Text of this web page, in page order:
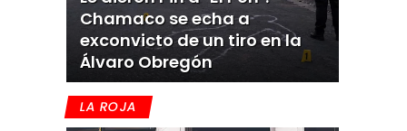
Chamaco se echa a
exconvicto de un tiro en la
Álvaro Obregón
LA ROJA